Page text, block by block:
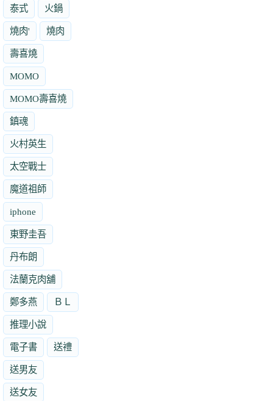
泰式 火鍋
燒肉' 燒肉
壽喜燒
MOMO
MOMO壽喜燒
鎮魂
火村英生
太空戰士
魔道祖師
iphone
東野圭吾
丹布朗
法蘭克肉舖
鄭多燕 ＢＬ
推理小說
電子書 送禮
送男友
送女友